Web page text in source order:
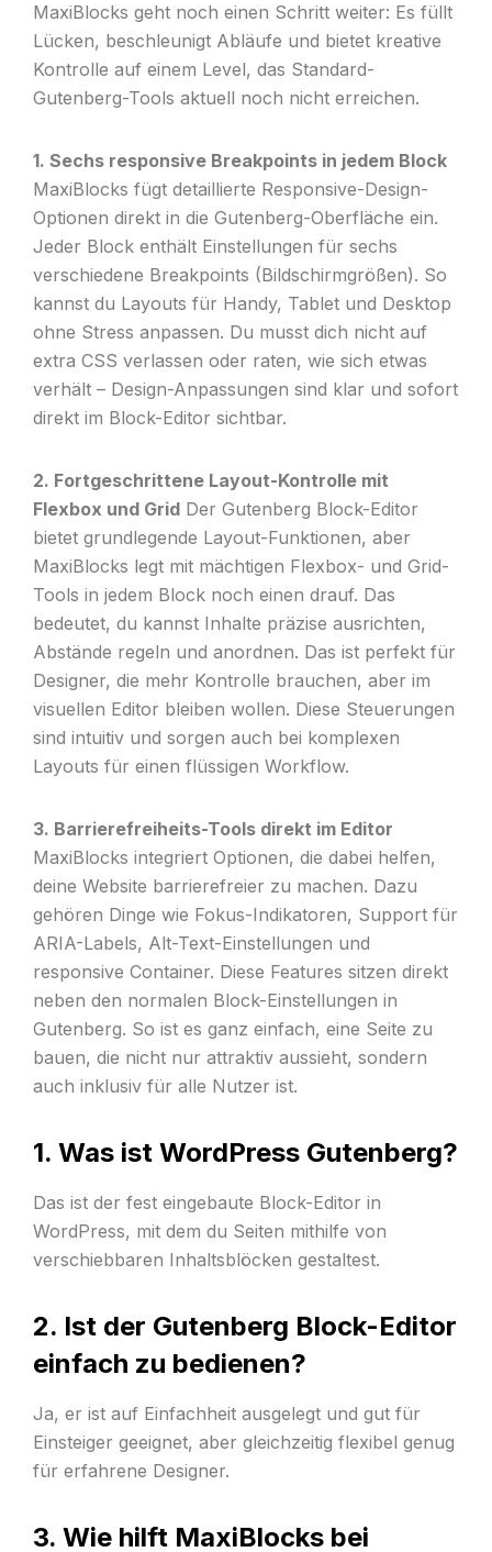
MaxiBlocks geht noch einen Schritt weiter: Es füllt
Lücken, beschleunigt Abläufe und bietet kreative
Kontrolle auf einem Level, das Standard-
Gutenberg-Tools aktuell noch nicht erreichen.
1. Sechs responsive Breakpoints in jedem Block
MaxiBlocks fügt detaillierte Responsive-Design-
Optionen direkt in die Gutenberg-Oberfläche ein.
Jeder Block enthält Einstellungen für sechs
verschiedene Breakpoints (Bildschirmgrößen). So
kannst du Layouts für Handy, Tablet und Desktop
ohne Stress anpassen. Du musst dich nicht auf
extra CSS verlassen oder raten, wie sich etwas
verhält – Design-Anpassungen sind klar und sofort
direkt im Block-Editor sichtbar.
2. Fortgeschrittene Layout-Kontrolle mit
Flexbox und GridDer Gutenberg Block-Editor
bietet grundlegende Layout-Funktionen, aber
MaxiBlocks legt mit mächtigen Flexbox- und Grid-
Tools in jedem Block noch einen drauf. Das
bedeutet, du kannst Inhalte präzise ausrichten,
Abstände regeln und anordnen. Das ist perfekt für
Designer, die mehr Kontrolle brauchen, aber im
visuellen Editor bleiben wollen. Diese Steuerungen
sind intuitiv und sorgen auch bei komplexen
Layouts für einen flüssigen Workflow.
3. Barrierefreiheits-Tools direkt im Editor
MaxiBlocks integriert Optionen, die dabei helfen,
deine Website barrierefreier zu machen. Dazu
gehören Dinge wie Fokus-Indikatoren, Support für
ARIA-Labels, Alt-Text-Einstellungen und
responsive Container. Diese Features sitzen direkt
neben den normalen Block-Einstellungen in
Gutenberg. So ist es ganz einfach, eine Seite zu
bauen, die nicht nur attraktiv aussieht, sondern
auch inklusiv für alle Nutzer ist.
1. Was ist WordPress Gutenberg?
Das ist der fest eingebaute Block-Editor in
WordPress, mit dem du Seiten mithilfe von
verschiebbaren Inhaltsblöcken gestaltest.
2. Ist der Gutenberg Block-Editor
einfach zu bedienen?
Ja, er ist auf Einfachheit ausgelegt und gut für
Einsteiger geeignet, aber gleichzeitig flexibel genug
für erfahrene Designer.
3. Wie hilft MaxiBlocks bei